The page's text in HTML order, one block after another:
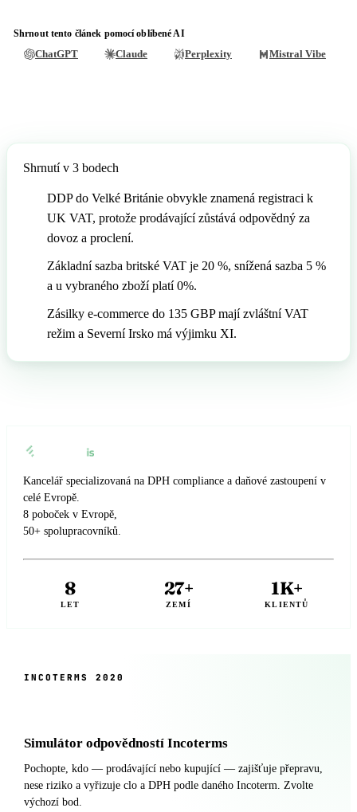
🇳🇴 Norsko
🇦🇹 Rakousko
🇷🇴 Rumunsko
🇸🇮 Slovinsko
Spojené království
🇪🇸 Španělsko
🇳🇱 Nizozemsko
🇦🇹 Rakousko
🇪🇱 Řecko
🇸🇮 Slovinsko
Švýcarsko
Shrnout tento článek pomocí oblíbené AI
ChatGPT Claude Perplexity Mistral Vibe
Shrnutí v 3 bodech
DDP do Velké Británie obvykle znamená registraci k
UK VAT, protože prodávající zůstává odpovědný za
dovoz a proclení.
Základní sazba britské VAT je 20 %, snížená sazba 5 %
a u vybraného zboží platí 0%.
Zásilky e-commerce do 135 GBP mají zvláštní VAT
režim a Severní Irsko má výjimku XI.
Kancelář specializovaná na DPH compliance a daňové zastoupení v
celé Evropě.
8 poboček v Evropě,
50+ spolupracovníků.
8
LET
27+
ZEMÍ
1K+
KLIENTŮ
INCOTERMS 2020
Simulátor odpovědností Incoterms
Pochopte, kdo — prodávající nebo kupující — zajišťuje přepravu,
nese riziko a vyřizuje clo a DPH podle daného Incoterm. Zvolte
výchozí bod.